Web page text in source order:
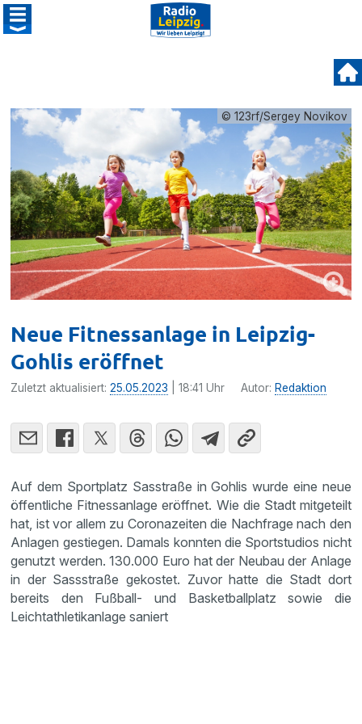
© 123rf/Sergey Novikov
Neue Fitnessanlage in Leipzig-
Gohlis eröffnet
Zuletzt aktualisiert:25.05.2023 | 18:41 Uhr Autor: Redaktion
Auf dem Sportplatz Sasstraße in Gohlis wurde eine neue
öffentliche Fitnessanlage eröffnet. Wie die Stadt mitgeteilt
hat, ist vor allem zu Coronazeiten die Nachfrage nach den
Anlagen gestiegen. Damals konnten die Sportstudios nicht
genutzt werden. 130.000 Euro hat der Neubau der Anlage
in der Sassstraße gekostet. Zuvor hatte die Stadt dort
bereits den Fußball- und Basketballplatz sowie die
Leichtathletikanlage saniert